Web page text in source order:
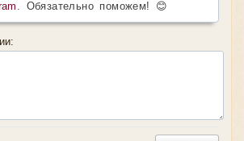
. Обязательно поможем! 😊